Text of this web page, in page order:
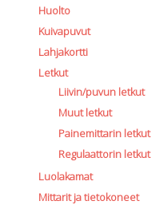
Huolto
Kuivapuvut
Lahjakortti
Letkut
Liivin/puvun letkut
Muut letkut
Painemittarin letkut
Regulaattorin letkut
Luolakamat
Mittarit ja tietokoneet